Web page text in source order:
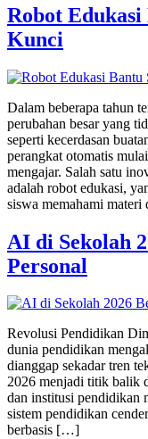
Robot
Kunci
Dalam beberapa tahun
perubahan besar yang
seperti kecerdasan
perangkat otomatis
mengajar. Salah satu
adalah robot edukasi,
siswa memahami
AI di Sekolah
Personal
Revolusi Pendidikan
dunia pendidikan
dianggap sekadar tren
2026 menjadi titik balik
dan institusi pendidikan
sistem pendidikan
berbasis […]